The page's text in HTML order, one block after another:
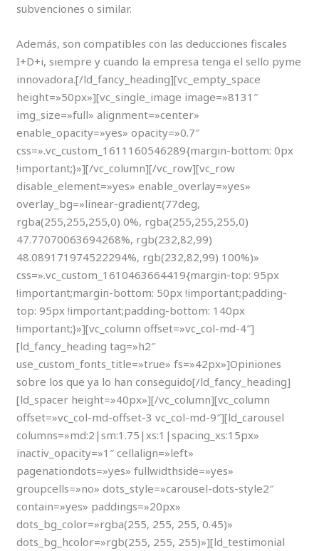
subvenciones o similar.
Además, son compatibles con las deducciones fiscales
I+D+i, siempre y cuando la empresa tenga el sello pyme
innovadora.[/ld_fancy_heading][vc_empty_space
height=»50px»][vc_single_image image=»8131″
img_size=»full» alignment=»center»
enable_opacity=»yes» opacity=»0.7″
css=».vc_custom_1611160546289{margin-bottom: 0px
!important;}»][/vc_column][/vc_row][vc_row
disable_element=»yes» enable_overlay=»yes»
overlay_bg=»linear-gradient(77deg,
rgba(255,255,255,0) 0%, rgba(255,255,255,0)
47.77070063694268%, rgb(232,82,99)
48.089171974522294%, rgb(232,82,99) 100%)»
css=».vc_custom_1610463664419{margin-top: 95px
!important;margin-bottom: 50px !important;padding-
top: 95px !important;padding-bottom: 140px
!important;}»][vc_column offset=»vc_col-md-4″]
[ld_fancy_heading tag=»h2″
use_custom_fonts_title=»true» fs=»42px»]Opiniones
sobre los que ya lo han conseguido[/ld_fancy_heading]
[ld_spacer height=»40px»][/vc_column][vc_column
offset=»vc_col-md-offset-3 vc_col-md-9″][ld_carousel
columns=»md:2|sm:1.75|xs:1|spacing_xs:15px»
inactiv_opacity=»1″ cellalign=»left»
pagenationdots=»yes» fullwidthside=»yes»
groupcells=»no» dots_style=»carousel-dots-style2″
contain=»yes» paddings=»20px»
dots_bg_color=»rgba(255, 255, 255, 0.45)»
dots_bg_hcolor=»rgb(255, 255, 255)»][ld_testimonial